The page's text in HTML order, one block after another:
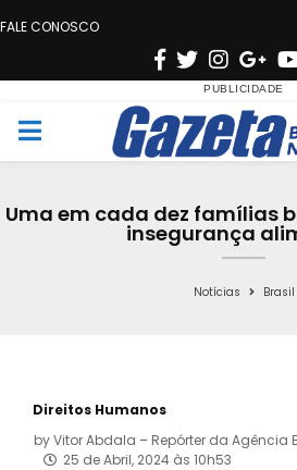
FALE CONOSCO
F
c
e
o
o
T
w
i
t
e
n
s
t
g
r
a
G
o
o
g
e
M
Uma em cada dez famílias
insegurança
Notícias Brasil
Direitos Humanos
byVitor Abdala – Repórter da Agência
25 de Abril, 2024 às 10h53